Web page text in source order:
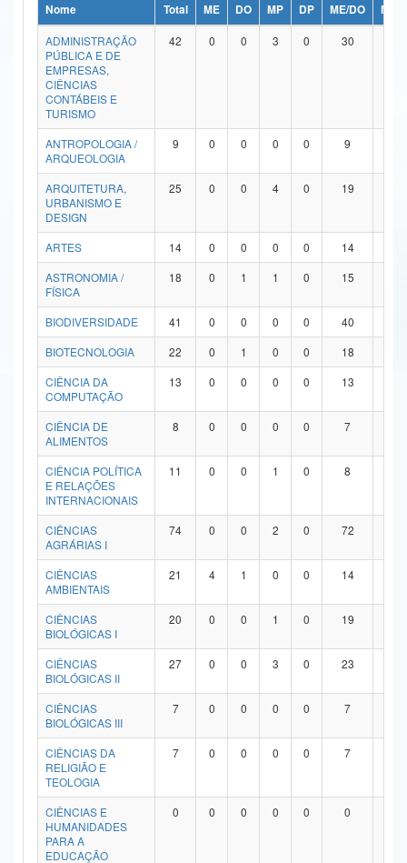
Ministério da Ciência, Tecnologia, Inovações e Comunicações
Ministério do Meio Ambiente
Ministério do Turismo
Ministério do Desenvolvimento Regional
Controladoria-Geral da União
Ministério da Mulher, da Família e dos Direitos Humanos
Secretaria de Governo
Advocacia-Geral da União
Banco Central do Brasil
Nome Total ME DO MP DP ME/DO
MP/
ADMINISTRAÇÃO
PÚBLICA E DE
EMPRESAS,
CIÊNCIAS
CONTÁBEIS E
TURISMO
42 0 0 3 0 30
ANTROPOLOGIA /
ARQUEOLOGIA
9 0 0 0 0 9
ARQUITETURA,
URBANISMO E
DESIGN
25 0 0 4 0 19
ARTES 14 0 0 0 0 14
ASTRONOMIA /
FÍSICA
18 0 1 1 0 15
BIODIVERSIDADE 41 0 0 0 0 40
BIOTECNOLOGIA
22 0 1 0 0 18
CIÊNCIA DA
COMPUTAÇÃO
13 0 0 0 0 13
CIÊNCIA DE
ALIMENTOS
8 0 0 0 0 7
CIÊNCIA POLÍTICA
E RELAÇÕES
INTERNACIONAIS
11 0 0 1 0 8
CIÊNCIAS
AGRÁRIAS I
74 0 0 2 0 72
CIÊNCIAS
AMBIENTAIS
21 4 1 0 0 14
CIÊNCIAS
BIOLÓGICAS I
20 0 0 1 0 19
CIÊNCIAS
BIOLÓGICAS II
27 0 0 3 0 23
CIÊNCIAS
BIOLÓGICAS III
7 0 0 0 0 7
CIÊNCIAS DA
RELIGIÃO E
TEOLOGIA
7 0 0 0 0 7
CIÊNCIAS E
HUMANIDADES
PARA A
EDUCAÇÃO
0 0 0 0 0 0